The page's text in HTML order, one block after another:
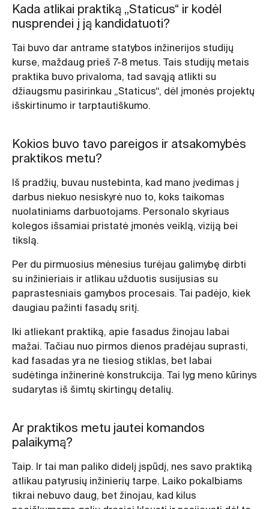
Kada atlikai praktiką „Staticus“ ir kodėl
nusprendei į ją kandidatuoti?
Tai buvo dar antrame statybos inžinerijos studijų
kurse, maždaug prieš 7-8 metus. Tais studijų metais
praktika buvo privaloma, tad savąją atlikti su
džiaugsmu pasirinkau „Staticus“, dėl įmonės projektų
išskirtinumo ir tarptautiškumo.
Kokios buvo tavo pareigos ir atsakomybės
praktikos metu?
Iš pradžių, buvau nustebinta, kad mano įvedimas į
darbus niekuo nesiskyrė nuo to, koks taikomas
nuolatiniams darbuotojams. Personalo skyriaus
kolegos išsamiai pristatė įmonės veiklą, viziją bei
tikslą.
Per du pirmuosius mėnesius turėjau galimybę dirbti
su inžinieriais ir atlikau užduotis susijusias su
paprastesniais gamybos procesais. Tai padėjo, kiek
daugiau pažinti fasadų sritį.
Iki atliekant praktiką, apie fasadus žinojau labai
mažai. Tačiau nuo pirmos dienos pradėjau suprasti,
kad fasadas yra ne tiesiog stiklas, bet labai
sudėtinga inžinerinė konstrukcija. Tai lyg meno kūrinys
sudarytas iš šimtų skirtingų detalių.
Ar praktikos metu jautei komandos
palaikymą?
Taip. Ir tai man paliko didelį įspūdį, nes savo praktiką
atlikau patyrusių inžinierių tarpe. Laiko pokalbiams
tikrai nebuvo daug, bet žinojau, kad kilus